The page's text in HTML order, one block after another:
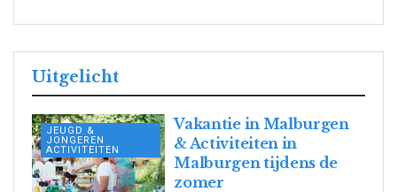
Uitgelicht
JEUGD &
JONGEREN
ACTIVITEITEN
Vakantie in Malburgen
& Activiteiten in
Malburgen tijdens de
zomer